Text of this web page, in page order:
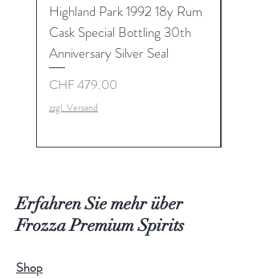
Highland Park 1992 18y Rum
Cask Special Bottling 30th
Anniversary Silver Seal
Preis
CHF 479.00
zzgl. Versand
Erfahren Sie mehr über
Frozza Premium Spirits
Shop